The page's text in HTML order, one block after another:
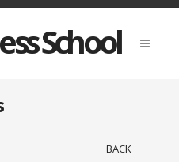
School
BACK